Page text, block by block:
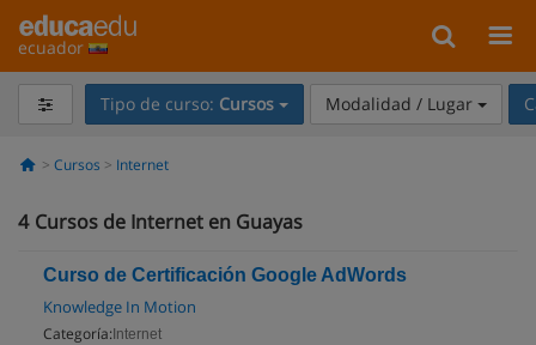
ecuador
Tipo de curso: Cursos Modalidad / Lugar
Cursos Internet
4 Cursos de Internet en Guayas
Curso de Certificación Google AdWords
Knowledge In Motion
Categoría: Internet